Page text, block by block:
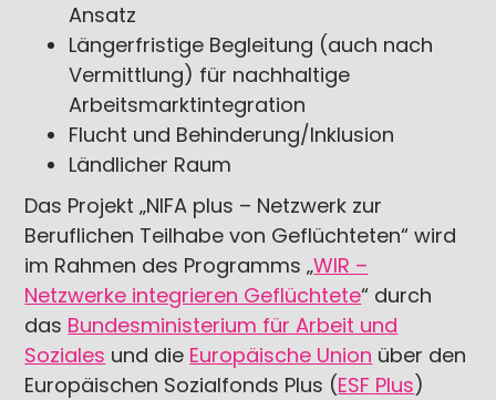
Ansatz
Längerfristige Begleitung (auch nach
Vermittlung) für nachhaltige
Arbeitsmarktintegration
Flucht und Behinderung/Inklusion
Ländlicher Raum
Das Projekt „NIFA plus – Netzwerk zur
Beruflichen Teilhabe von Geflüchteten“ wird
im Rahmen des Programms „WIR –
Netzwerke integrieren Geflüchtete“ durch
das Bundesministerium für Arbeit und
Soziales und die Europäische Union über den
Europäischen Sozialfonds Plus (ESF Plus)